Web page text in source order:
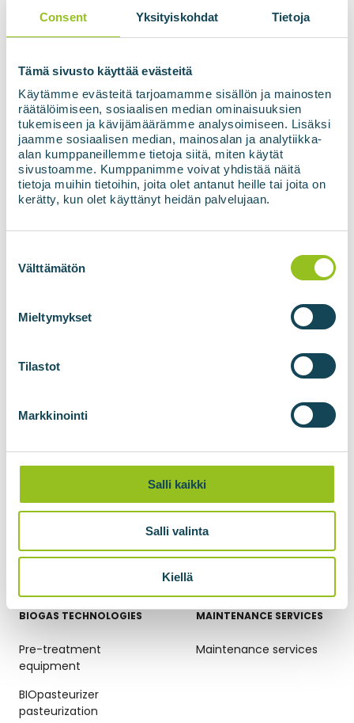
Consent Yksityiskohdat Tietoja
Tämä sivusto käyttää evästeitä
Käytämme evästeitä tarjoamamme sisällön ja mainosten
räätälöimiseen, sosiaalisen median ominaisuuksien
tukemiseen ja kävijämäärämme analysoimiseen. Lisäksi
jaamme sosiaalisen median, mainosalan ja analytiikka-
alan kumppaneillemme tietoja siitä, miten käytät
sivustoamme. Kumppanimme voivat yhdistää näitä
tietoja muihin tietoihin, joita olet antanut heille tai joita on
kerätty, kun olet käyttänyt heidän palvelujaan.
valinta
Välttämätön
Mieltymykset
Tilastot
Markkinointi
Salli kaikki
Salli valinta
Kiellä
Consent*
I agree to the use of my data in
Subscribe to the newsletter
Biogas plants
BIOadapter grid injection
Gas compression
Biomethane liquefaction
dioxide liquefaction
BIOGAS TECHNOLOGIES
Pre-treatment
equipment
BIOpasteurizer
pasteurization
MAINTENANCE SERVICES
Maintenance services